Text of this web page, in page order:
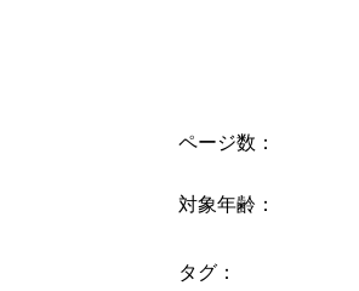
ページ数：
対象年齢：
タグ：